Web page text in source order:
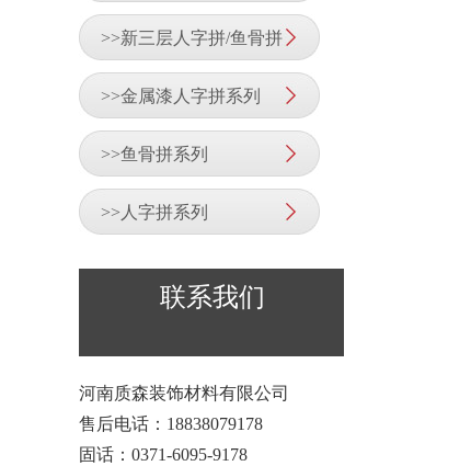
>>新三层人字拼/鱼骨拼
>>金属漆人字拼系列
>>鱼骨拼系列
>>人字拼系列
联系我们
河南质森装饰材料有限公司
售后电话：18838079178
固话：0371-6095-9178